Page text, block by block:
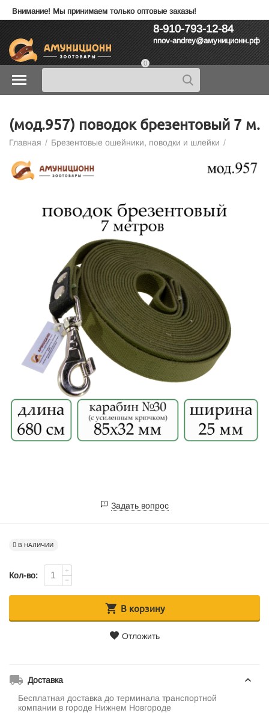
Внимание! Мы принимаем только оптовые заказы!
8-910-793-12-84
nnov-andrey@амуниционн.рф
0
(мод.957) поводок брезентовый 7 м.
Главная / Брезентовые ошейники, поводки и шлейки /
Задать вопрос
В НАЛИЧИИ
Кол-во:
+
−
В корзину
Отложить
Доставка
Бесплатная доставка до терминала транспортной
компании в городе Нижнем Новгороде